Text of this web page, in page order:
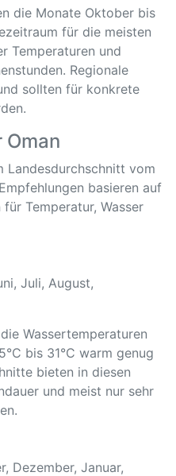
die Monate Oktober bis
für die meisten
Temperaturen und
Regionale
sollten für konkrete
Oman
Landesdurchschnitt vom
basieren auf
Temperatur, Wasser
Juli, August,
Wassertemperaturen
bis 31°C warm genug
bieten in diesen
und meist nur sehr
Dezember, Januar,